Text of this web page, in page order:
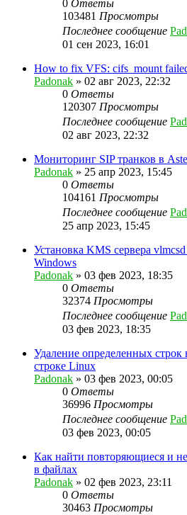
0 Ответы
103481 Просмотры
Последнее сообщение
01 сен 2023, 16:01
How to fix VFS: cifs_mount
Padonak » 02 авг 2023, 22:32
0 Ответы
120307 Просмотры
Последнее сообщение
02 авг 2023, 22:32
Мониторинг SIP транков в
Padonak » 25 апр 2023, 15:45
0 Ответы
104161 Просмотры
Последнее сообщение
25 апр 2023, 15:45
Установка KMS сервера
Windows
Padonak » 03 фев 2023, 18:35
0 Ответы
32374 Просмотры
Последнее сообщение
03 фев 2023, 18:35
Удаление определенных
строке Linux
Padonak » 03 фев 2023, 00:05
0 Ответы
36996 Просмотры
Последнее сообщение
03 фев 2023, 00:05
Как найти повторяющиеся и
в файлах
Padonak » 02 фев 2023, 23:11
0 Ответы
30463 Просмотры